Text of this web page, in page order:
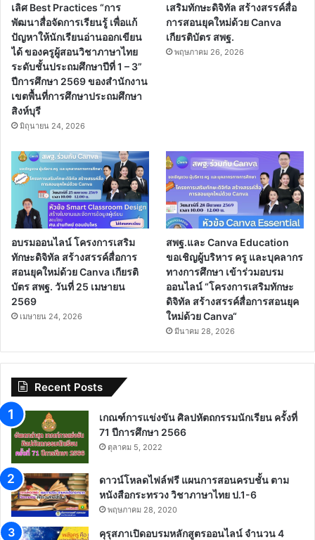
เลิศ Best Practices “การ
พัฒนาสื่อจัดการเรียนรู้ เพื่อแก้
ปัญหาให้นักเรียนอ่านออกเขียน
ได้ ของครูผู้สอนวิชาภาษาไทย
ระดับชั้นประถมศึกษาปีที่ 1 – 3”
ปีการศึกษา 2569 ของสำนักงาน
เขตพื้นที่การศึกษาประถมศึกษา
สิงห์บุรี
มิถุนายน 24, 2026
เสริมทักษะดิจิทัล สร้างสรรค์สื่อ
การสอนยุคใหม่ด้วย Canva
เกียรติบัตร สพฐ.
พฤษภาคม 26, 2026
อบรมออนไลน์ โครงการเสริม
ทักษะดิจิทัล สร้างสรรค์สื่อการ
สอนยุคใหม่ด้วย Canva เกียรติ
บัตร สพฐ. วันที่ 25 เมษายน
2569
เมษายน 24, 2026
สพฐ.และ Canva Education
ขอเชิญผู้บริหาร ครู และบุคลากร
ทางการศึกษา เข้าร่วมอบรม
ออนไลน์ “โครงการเสริมทักษะ
ดิจิทัล สร้างสรรค์สื่อการสอนยุค
ใหม่ด้วย Canva“
มีนาคม 28, 2026
Recent Posts
เกณฑ์การแข่งขัน ศิลปหัตถกรรมนักเรียน ครั้งที่
71 ปีการศึกษา 2566
ตุลาคม 5, 2022
ดาวน์โหลดไฟล์ฟรี แผนการสอนครบชั้น ตาม
หนังสือกระทรวง วิชาภาษาไทย ป.1-6
พฤษภาคม 28, 2020
คุรุสภาเปิดอบรมหลักสูตรออนไลน์ จำนวน 4